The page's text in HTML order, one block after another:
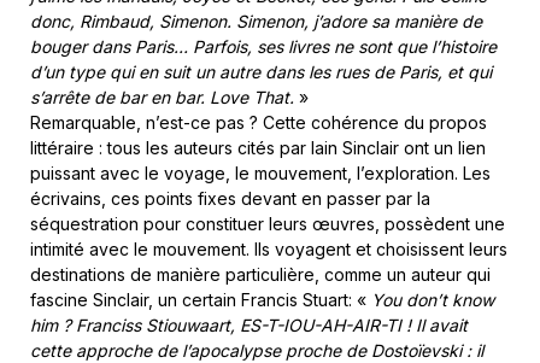
donc, Rimbaud, Simenon. Simenon, j’adore sa manière de
bouger dans Paris… Parfois, ses livres ne sont que l’histoire
d’un type qui en suit un autre dans les rues de Paris, et qui
s’arrête de bar en bar. Love That. »
Remarquable, n’est-ce pas ? Cette cohérence du propos
littéraire : tous les auteurs cités par Iain Sinclair ont un lien
puissant avec le voyage, le mouvement, l’exploration. Les
écrivains, ces points fixes devant en passer par la
séquestration pour constituer leurs œuvres, possèdent une
intimité avec le mouvement. Ils voyagent et choisissent leurs
destinations de manière particulière, comme un auteur qui
fascine Sinclair, un certain Francis Stuart: « You don’t know
him ? Franciss Stiouwaart, ES-T-IOU-AH-AIR-TI ! Il avait
cette approche de l’apocalypse proche de Dostoïevski : il